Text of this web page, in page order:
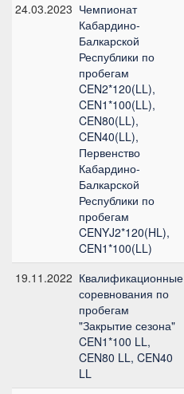
24.03.2023 Чемпионат
Кабардино-
Балкарской
Республики по
пробегам
CEN2*120(LL),
CEN1*100(LL),
CEN80(LL),
CEN40(LL),
Первенство
Кабардино-
Балкарской
Республики по
пробегам
CENYJ2*120(HL),
CEN1*100(LL)
19.11.2022 Квалификационные
соревнования по
пробегам
"Закрытие сезона"
CEN1*100 LL,
CEN80 LL, CEN40
LL